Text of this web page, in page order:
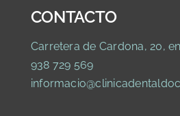
CONTACTO
Carretera de Cardona, 20,
938 729 569